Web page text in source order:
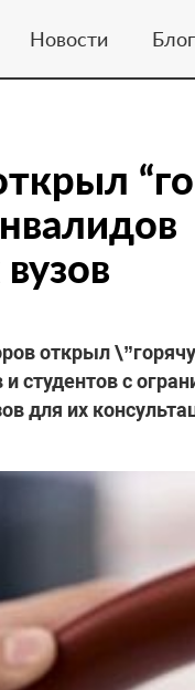
Новости Блог
открыл
студентов с
для их